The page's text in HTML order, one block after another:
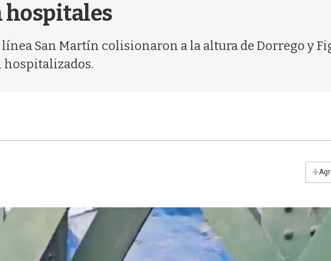
hospitales
San Martín colisionaron a la altura de Dorrego y
hospitalizados.
+